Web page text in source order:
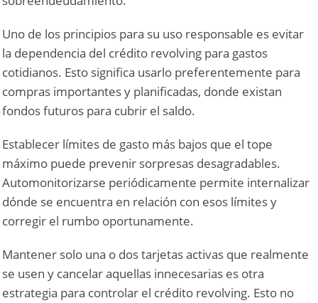
Uno de los principios para su uso responsable es evitar
la dependencia del crédito revolving para gastos
cotidianos. Esto significa usarlo preferentemente para
compras importantes y planificadas, donde existan
fondos futuros para cubrir el saldo.
Establecer límites de gasto más bajos que el tope
máximo puede prevenir sorpresas desagradables.
Automonitorizarse periódicamente permite internalizar
dónde se encuentra en relación con esos límites y
corregir el rumbo oportunamente.
Mantener solo una o dos tarjetas activas que realmente
se usen y cancelar aquellas innecesarias es otra
estrategia para controlar el crédito revolving. Esto no